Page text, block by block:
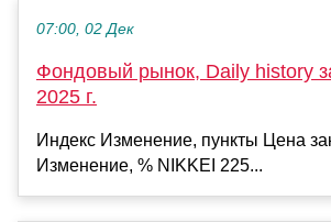
07:00, 02 Дек
Фондовый рынок, Daily history
2025 г.
Индекс Изменение, пункты Цена
Изменение, % NIKKEI 225...